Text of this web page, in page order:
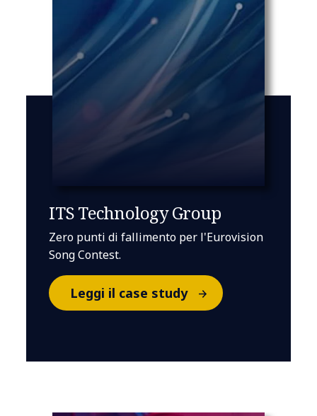
ITS Technology Group
Zero punti di fallimento per l'Eurovision
Song Contest.
Leggi il case study